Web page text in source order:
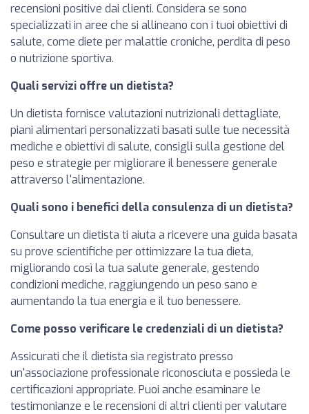
recensioni positive dai clienti. Considera se sono
specializzati in aree che si allineano con i tuoi obiettivi di
salute, come diete per malattie croniche, perdita di peso
o nutrizione sportiva.
Quali servizi offre un dietista?
Un dietista fornisce valutazioni nutrizionali dettagliate,
piani alimentari personalizzati basati sulle tue necessità
mediche e obiettivi di salute, consigli sulla gestione del
peso e strategie per migliorare il benessere generale
attraverso l'alimentazione.
Quali sono i benefici della consulenza di un dietista?
Consultare un dietista ti aiuta a ricevere una guida basata
su prove scientifiche per ottimizzare la tua dieta,
migliorando così la tua salute generale, gestendo
condizioni mediche, raggiungendo un peso sano e
aumentando la tua energia e il tuo benessere.
Come posso verificare le credenziali di un dietista?
Assicurati che il dietista sia registrato presso
un'associazione professionale riconosciuta e possieda le
certificazioni appropriate. Puoi anche esaminare le
testimonianze e le recensioni di altri clienti per valutare